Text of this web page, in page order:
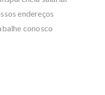
endereços
conosco